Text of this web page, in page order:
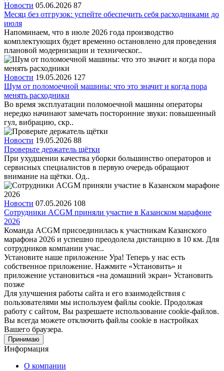
Новости 05.06.2026 87
Месяц без отгрузок: успейте обеспечить себя расходниками до
июля
Напоминаем, что в июле 2026 года производство
комплектующих будет временно остановлено для проведения
плановой модернизации и техническог..
Новости 19.05.2026 127
Шум от поломоечной машины: что это значит и когда пора
менять расходники
Во время эксплуатации поломоечной машины операторы
нередко начинают замечать посторонние звуки: повышенный
гул, вибрацию, скр..
Новости 19.05.2026 88
Проверьте держатель щётки
При ухудшении качества уборки большинство операторов и
сервисных специалистов в первую очередь обращают
внимание на щётки. Од..
Новости 07.05.2026 108
Сотрудники ACGM приняли участие в Казанском марафоне
2026
Команда ACGM присоединилась к участникам Казанского
марафона 2026 и успешно преодолела дистанцию в 10 км. Для
сотрудников компании учас..
Установите наше приложение Ура! Теперь у нас есть
собственное приложение. Нажмите «Установить» и
приложение установиться «на домашний экран» Установить
позже
Для улучшения работы сайта и его взаимодействия с
пользователями мы используем файлы cookie. Продолжая
работу с сайтом, Вы разрешаете использование cookie-файлов.
Вы всегда можете отключить файлы cookie в настройках
Вашего браузера.
Принимаю
Информация
О компании